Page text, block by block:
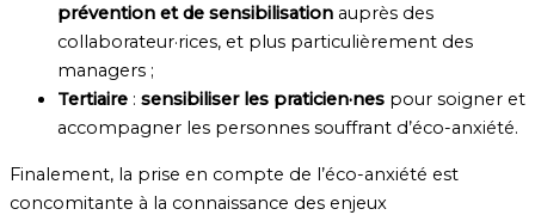
prévention et de sensibilisation auprès des
collaborateur·rices, et plus particulièrement des
managers ;
Tertiaire : sensibiliser les praticien·nes pour soigner et
accompagner les personnes souffrant d’éco-anxiété.
Finalement, la prise en compte de l’éco-anxiété est
concomitante à la connaissance des enjeux